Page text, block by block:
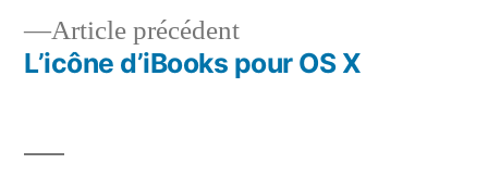
l’article
Article précédentArticle
précédent :
L’icône d’iBooks pour OS X